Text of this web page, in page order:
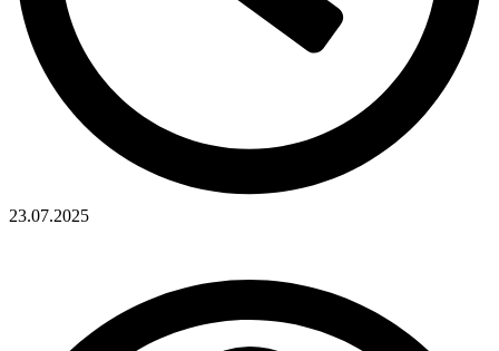
23.07.2025